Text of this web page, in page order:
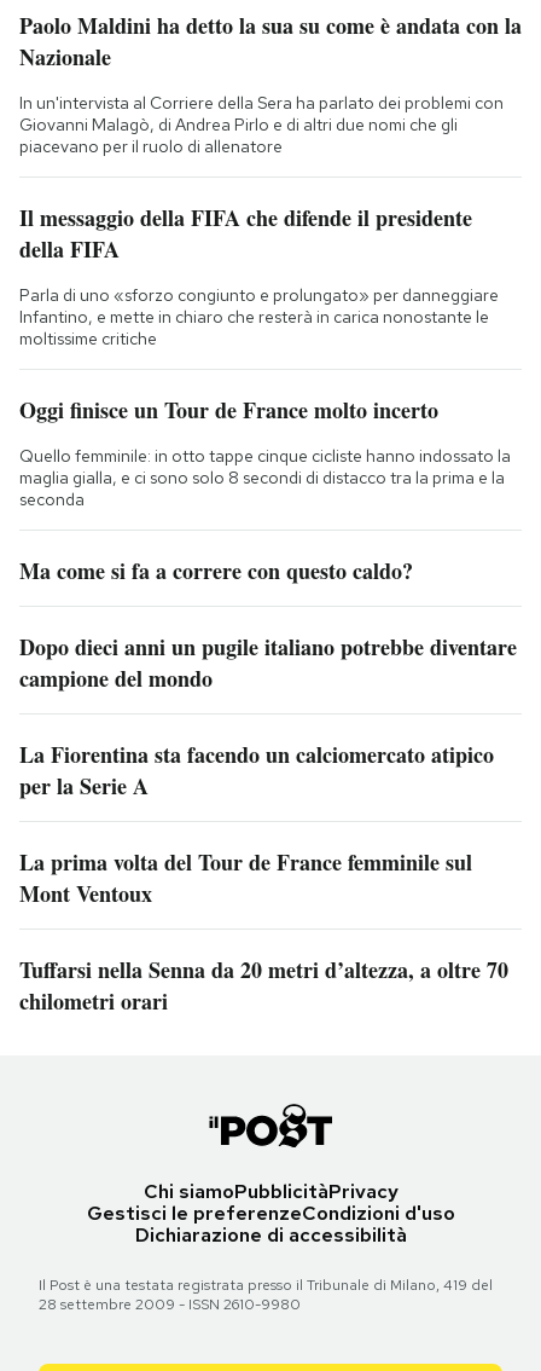
Paolo Maldini ha detto la sua su come è andata con la
Nazionale
In un'intervista al Corriere della Sera ha parlato dei problemi con
Giovanni Malagò, di Andrea Pirlo e di altri due nomi che gli
piacevano per il ruolo di allenatore
Il messaggio della FIFA che difende il presidente
della FIFA
Parla di uno «sforzo congiunto e prolungato» per danneggiare
Infantino, e mette in chiaro che resterà in carica nonostante le
moltissime critiche
Oggi finisce un Tour de France molto incerto
Quello femminile: in otto tappe cinque cicliste hanno indossato la
maglia gialla, e ci sono solo 8 secondi di distacco tra la prima e la
seconda
Ma come si fa a correre con questo caldo?
Dopo dieci anni un pugile italiano potrebbe diventare
campione del mondo
La Fiorentina sta facendo un calciomercato atipico
per la Serie A
La prima volta del Tour de France femminile sul
Mont Ventoux
Tuffarsi nella Senna da 20 metri d’altezza, a oltre 70
chilometri orari
Chi siamoPubblicitàPrivacy
Gestisci le preferenzeCondizioni d'uso
Dichiarazione di accessibilità
Il Post è una testata registrata presso il Tribunale di Milano, 419 del
28 settembre 2009 - ISSN 2610-9980